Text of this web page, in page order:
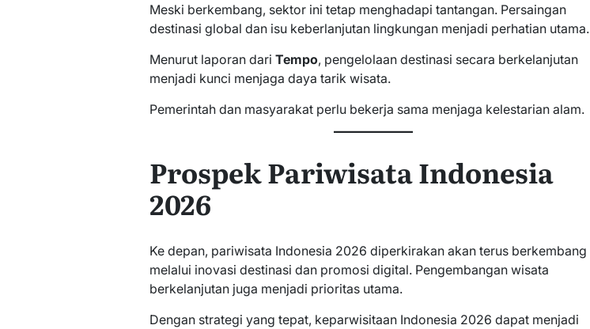
Meski berkembang, sektor ini tetap menghadapi tantangan. Persaingan
destinasi global dan isu keberlanjutan lingkungan menjadi perhatian utama.
Menurut laporan dari Tempo, pengelolaan destinasi secara berkelanjutan
menjadi kunci menjaga daya tarik wisata.
Pemerintah dan masyarakat perlu bekerja sama menjaga kelestarian alam.
Prospek Pariwisata Indonesia
2026
Ke depan, pariwisata Indonesia 2026 diperkirakan akan terus berkembang
melalui inovasi destinasi dan promosi digital. Pengembangan wisata
berkelanjutan juga menjadi prioritas utama.
Dengan strategi yang tepat, keparwisitaan Indonesia 2026 dapat menjadi